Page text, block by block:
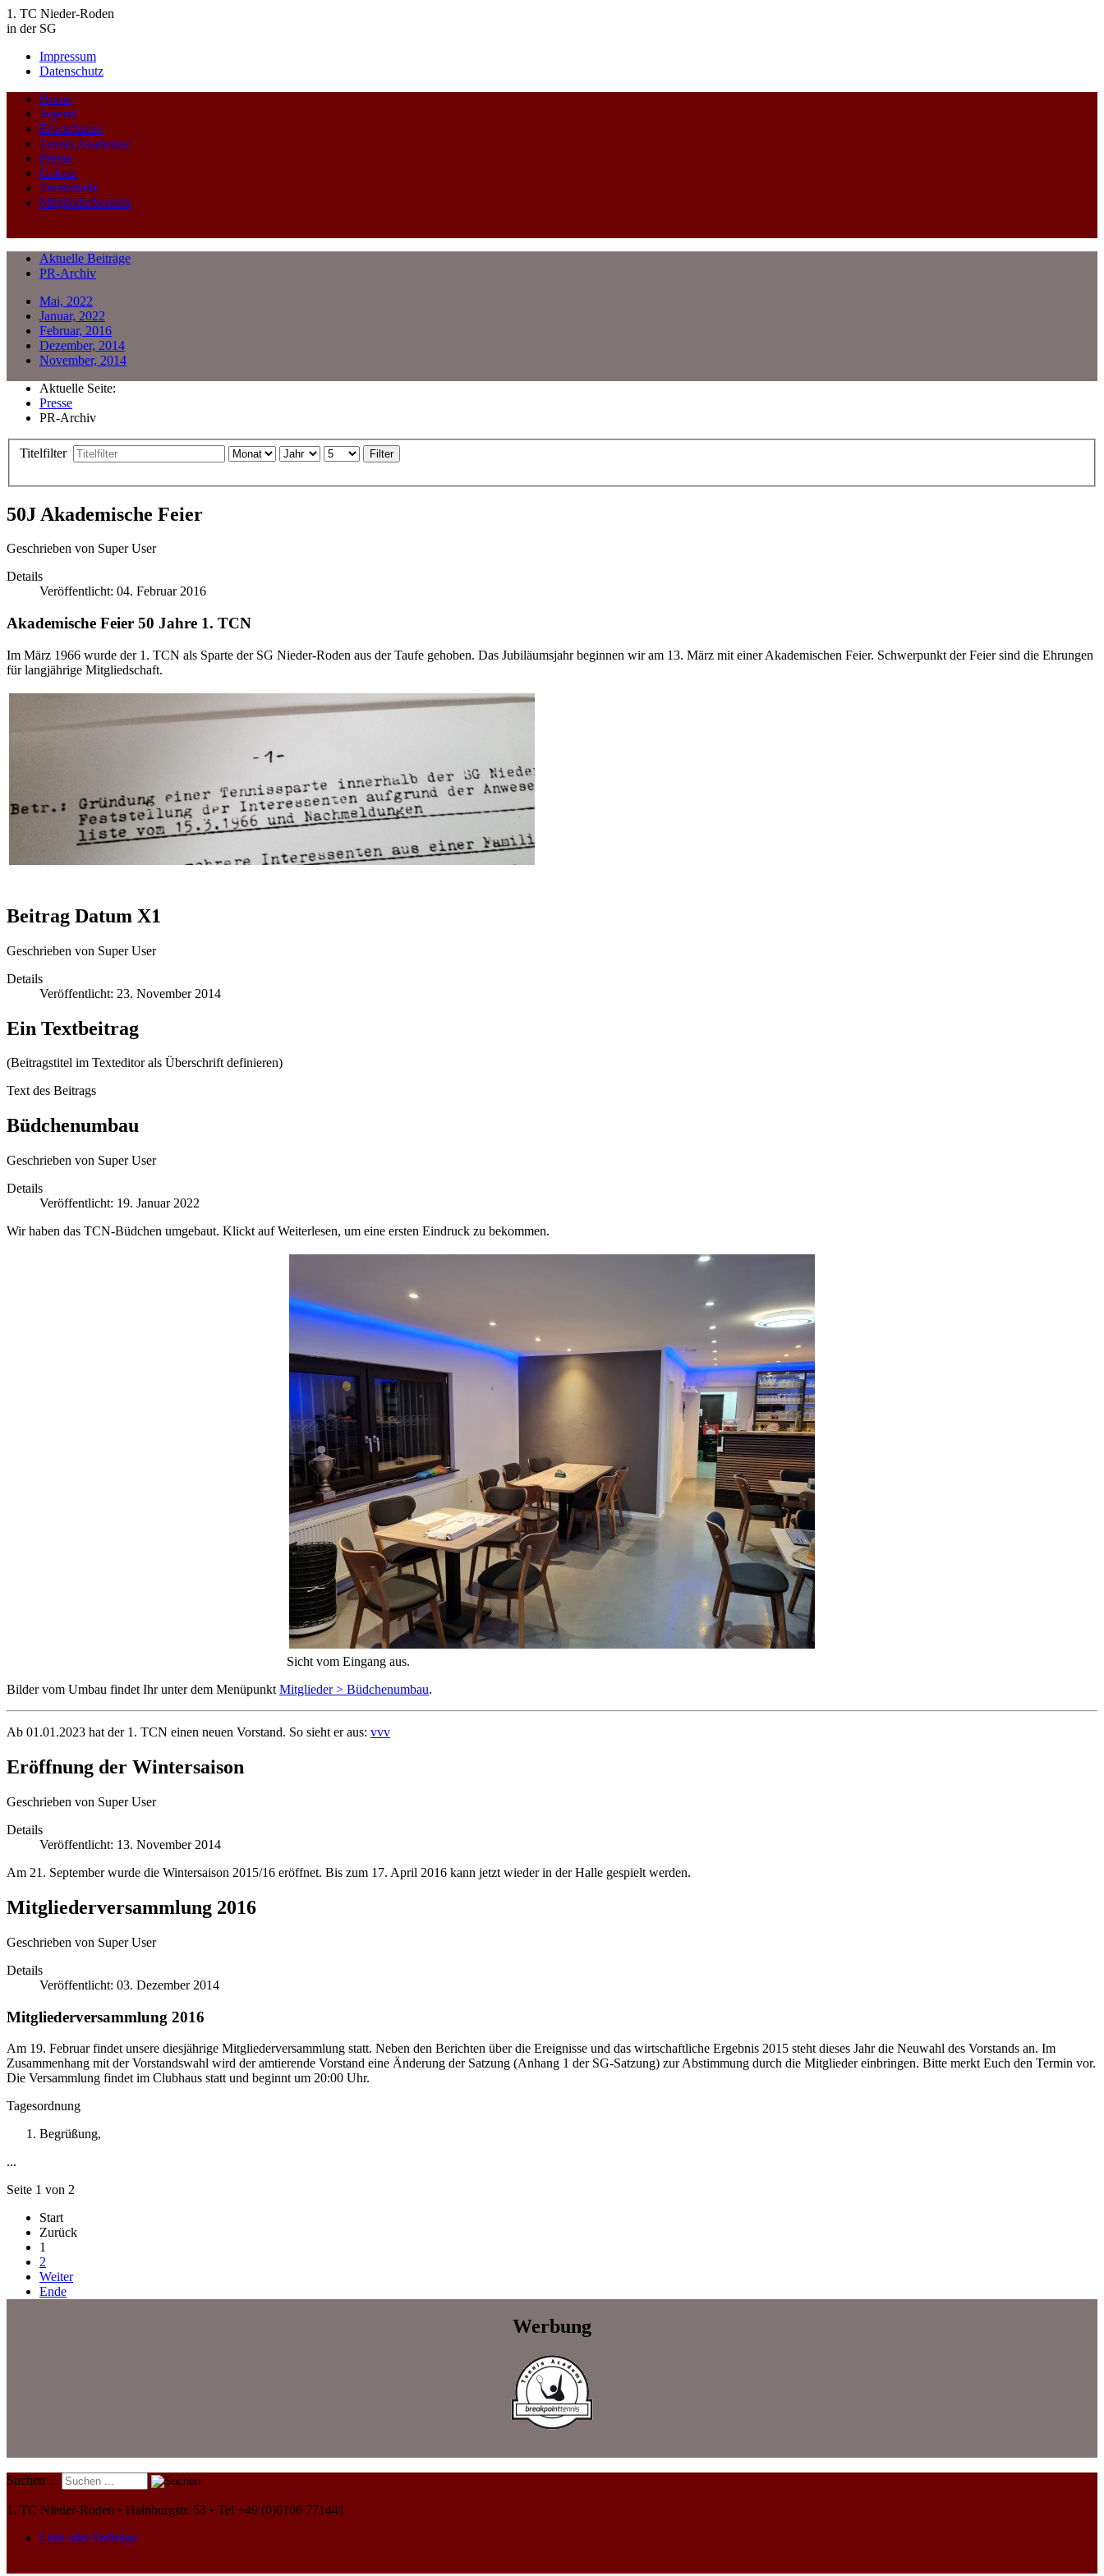
1. TC Nieder-Roden
in der SG
Impressum
Datenschutz
Home
Jugend
Erwachsene
Tennis Akademie
Presse
Galerie
Tennishalle
Mitgliederbereich
Aktuelle Beiträge
PR-Archiv
Mai, 2022
Januar, 2022
Februar, 2016
Dezember, 2014
November, 2014
Aktuelle Seite:
Presse
PR-Archiv
Titelfilter Filter
50J Akademische Feier
Geschrieben von Super User
Details
Veröffentlicht: 04. Februar 2016
Akademische Feier 50 Jahre 1. TCN
Im März 1966 wurde der 1. TCN als Sparte der SG Nieder-Roden aus der Taufe gehoben. Das Jubiläumsjahr beginnen wir am 13. März mit einer Akademischen Feier. Schwerpunkt der Feier sind die Ehrungen
für langjährige Mitgliedschaft.
Beitrag Datum X1
Geschrieben von Super User
Details
Veröffentlicht: 23. November 2014
Ein Textbeitrag
(Beitragstitel im Texteditor als Überschrift definieren)
Text des Beitrags
Büdchenumbau
Geschrieben von Super User
Details
Veröffentlicht: 19. Januar 2022
Wir haben das TCN-Büdchen umgebaut. Klickt auf Weiterlesen, um eine ersten Eindruck zu bekommen.
Sicht vom Eingang aus.
Bilder vom Umbau findet Ihr unter dem Menüpunkt Mitglieder > Büdchenumbau.
Ab 01.01.2023 hat der 1. TCN einen neuen Vorstand. So sieht er aus: vvv
Eröffnung der Wintersaison
Geschrieben von Super User
Details
Veröffentlicht: 13. November 2014
Am 21. September wurde die Wintersaison 2015/16 eröffnet. Bis zum 17. April 2016 kann jetzt wieder in der Halle gespielt werden.
Mitgliederversammlung 2016
Geschrieben von Super User
Details
Veröffentlicht: 03. Dezember 2014
Mitgliederversammlung 2016
Am 19. Februar findet unsere diesjährige Mitgliederversammlung statt. Neben den Berichten über die Ereignisse und das wirtschaftliche Ergebnis 2015 steht dieses Jahr die Neuwahl des Vorstands an. Im
Zusammenhang mit der Vorstandswahl wird der amtierende Vorstand eine Änderung der Satzung (Anhang 1 der SG-Satzung) zur Abstimmung durch die Mitglieder einbringen. Bitte merkt Euch den Termin vor.
Die Versammlung findet im Clubhaus statt und beginnt um 20:00 Uhr.
Tagesordnung
Begrüßung,
...
Seite 1 von 2
Start
Zurück
1
2
Weiter
Ende
Werbung
Suchen ...
1. TC Nieder-Roden • Hainburgstr. 53 • Tel +49 (0)6106 771441
Liste aller Beiträge